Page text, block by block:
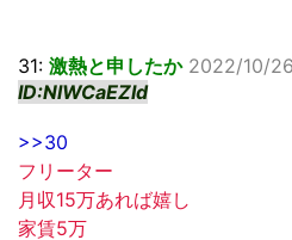
31: 激熱と申したか 2022/10/
ID:NlWCaEZId
>>30
フリーター
月収15万あれば嬉し
家賃5万